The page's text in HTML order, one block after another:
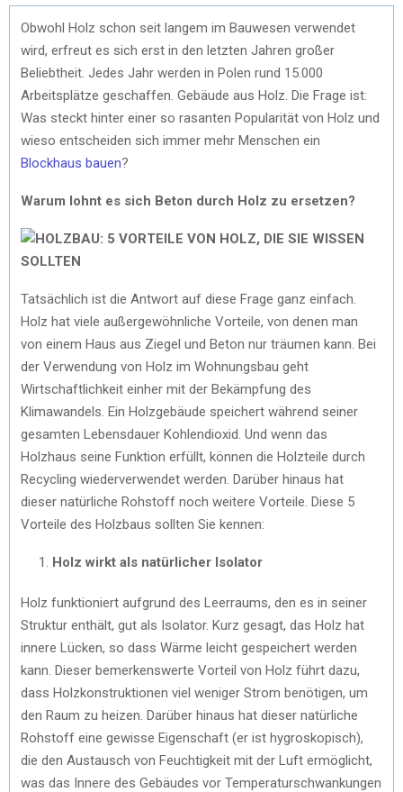
Obwohl Holz schon seit langem im Bauwesen verwendet
wird, erfreut es sich erst in den letzten Jahren großer
Beliebtheit. Jedes Jahr werden in Polen rund 15.000
Arbeitsplätze geschaffen. Gebäude aus Holz. Die Frage ist:
Was steckt hinter einer so rasanten Popularität von Holz und
wieso entscheiden sich immer mehr Menschen ein
Blockhaus bauen?
Warum lohnt es sich Beton durch Holz zu ersetzen?
Tatsächlich ist die Antwort auf diese Frage ganz einfach.
Holz hat viele außergewöhnliche Vorteile, von denen man
von einem Haus aus Ziegel und Beton nur träumen kann. Bei
der Verwendung von Holz im Wohnungsbau geht
Wirtschaftlichkeit einher mit der Bekämpfung des
Klimawandels. Ein Holzgebäude speichert während seiner
gesamten Lebensdauer Kohlendioxid. Und wenn das
Holzhaus seine Funktion erfüllt, können die Holzteile durch
Recycling wiederverwendet werden. Darüber hinaus hat
dieser natürliche Rohstoff noch weitere Vorteile. Diese 5
Vorteile des Holzbaus sollten Sie kennen:
Holz wirkt als natürlicher Isolator
Holz funktioniert aufgrund des Leerraums, den es in seiner
Struktur enthält, gut als Isolator. Kurz gesagt, das Holz hat
innere Lücken, so dass Wärme leicht gespeichert werden
kann. Dieser bemerkenswerte Vorteil von Holz führt dazu,
dass Holzkonstruktionen viel weniger Strom benötigen, um
den Raum zu heizen. Darüber hinaus hat dieser natürliche
Rohstoff eine gewisse Eigenschaft (er ist hygroskopisch),
die den Austausch von Feuchtigkeit mit der Luft ermöglicht,
was das Innere des Gebäudes vor Temperaturschwankungen